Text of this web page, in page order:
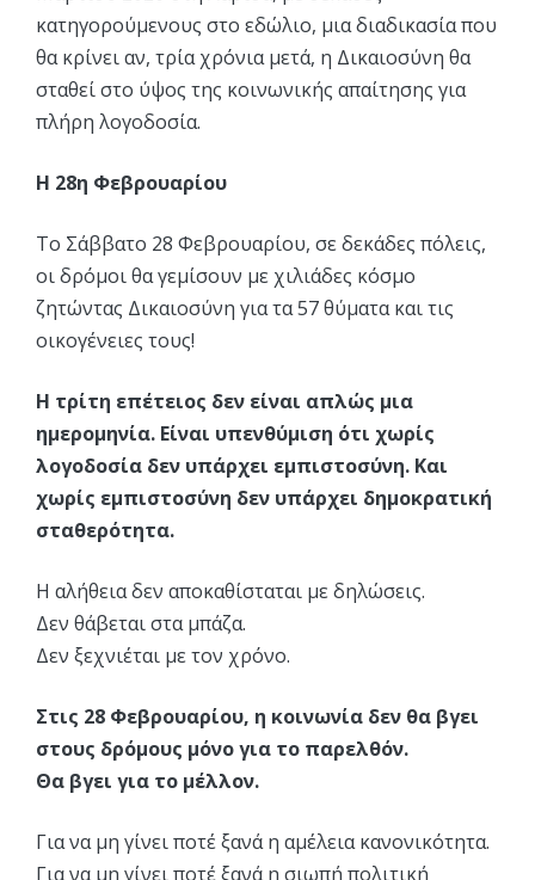
κατηγορούμενους στο εδώλιο, μια διαδικασία που
θα κρίνει αν, τρία χρόνια μετά, η Δικαιοσύνη θα
σταθεί στο ύψος της κοινωνικής απαίτησης για
πλήρη λογοδοσία.
Η 28η Φεβρουαρίου
Το Σάββατο 28 Φεβρουαρίου, σε δεκάδες πόλεις,
οι δρόμοι θα γεμίσουν με χιλιάδες κόσμο
ζητώντας Δικαιοσύνη για τα 57 θύματα και τις
οικογένειες τους!
Η τρίτη επέτειος δεν είναι απλώς μια
ημερομηνία. Είναι υπενθύμιση ότι χωρίς
λογοδοσία δεν υπάρχει εμπιστοσύνη. Και
χωρίς εμπιστοσύνη δεν υπάρχει δημοκρατική
σταθερότητα.
Η αλήθεια δεν αποκαθίσταται με δηλώσεις.
Δεν θάβεται στα μπάζα.
Δεν ξεχνιέται με τον χρόνο.
Στις 28 Φεβρουαρίου, η κοινωνία δεν θα βγει
στους δρόμους μόνο για το παρελθόν.
Θα βγει για το μέλλον.
Για να μη γίνει ποτέ ξανά η αμέλεια κανονικότητα.
Για να μη γίνει ποτέ ξανά η σιωπή πολιτική